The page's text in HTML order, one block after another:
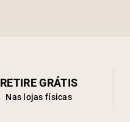
RETIRE GRÁTIS
Nas lojas físicas